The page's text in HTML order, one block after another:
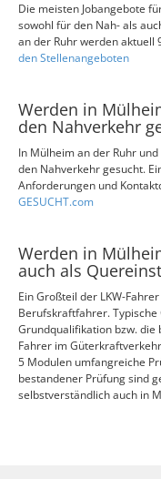
Die meisten Jobangebote
sowohl für den Nah- als
an der Ruhr werden aktuell
den Stellenangeboten
Werden in
den Nahverkehr
In Mülheim an der Ruhr
den Nahverkehr gesucht.
Anforderungen und
GESUCHT.com
Werden in
auch als
Ein Großteil der LKW-
Berufskraftfahrer.
Grundqualifikation bzw. die
Fahrer im
5 Modulen umfangreiche
bestandener Prüfung sind
selbstverständlich auch in